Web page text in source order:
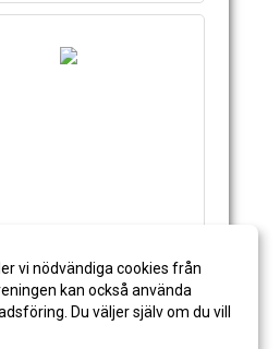
vi nödvändiga cookies från
kan också använda
Du väljer själv om du vill